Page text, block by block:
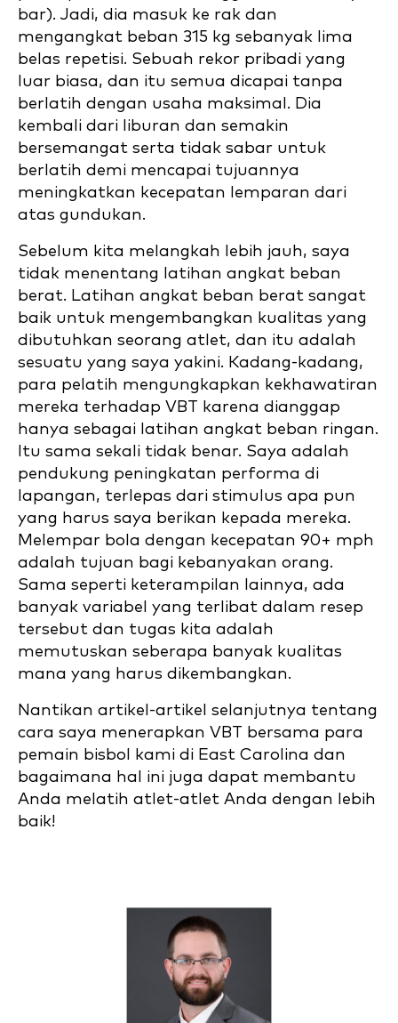
bar). Jadi, dia masuk ke rak dan
mengangkat beban 315 kg sebanyak lima
belas repetisi. Sebuah rekor pribadi yang
luar biasa, dan itu semua dicapai tanpa
berlatih dengan usaha maksimal. Dia
kembali dari liburan dan semakin
bersemangat serta tidak sabar untuk
berlatih demi mencapai tujuannya
meningkatkan kecepatan lemparan dari
atas gundukan.
Sebelum kita melangkah lebih jauh, saya
tidak menentang latihan angkat beban
berat. Latihan angkat beban berat sangat
baik untuk mengembangkan kualitas yang
dibutuhkan seorang atlet, dan itu adalah
sesuatu yang saya yakini. Kadang-kadang,
para pelatih mengungkapkan kekhawatiran
mereka terhadap VBT karena dianggap
hanya sebagai latihan angkat beban ringan.
Itu sama sekali tidak benar. Saya adalah
pendukung peningkatan performa di
lapangan, terlepas dari stimulus apa pun
yang harus saya berikan kepada mereka.
Melempar bola dengan kecepatan 90+ mph
adalah tujuan bagi kebanyakan orang.
Sama seperti keterampilan lainnya, ada
banyak variabel yang terlibat dalam resep
tersebut dan tugas kita adalah
memutuskan seberapa banyak kualitas
mana yang harus dikembangkan.
Nantikan artikel-artikel selanjutnya tentang
cara saya menerapkan VBT bersama para
pemain bisbol kami di East Carolina dan
bagaimana hal ini juga dapat membantu
Anda melatih atlet-atlet Anda dengan lebih
baik!